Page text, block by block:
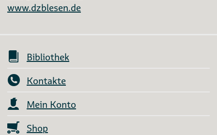
www.dzblesen.de
Bibliothek
Kontakte
Mein Konto
Shop